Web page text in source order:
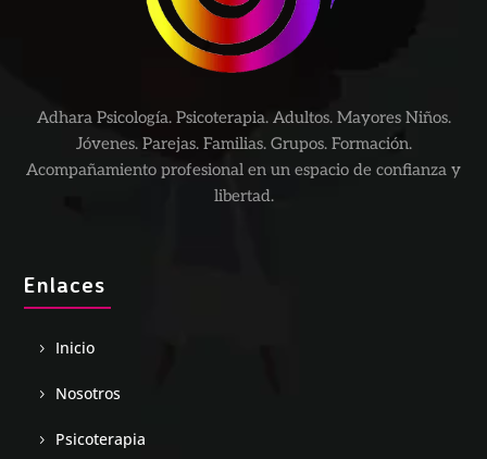
Adhara Psicología. Psicoterapia. Adultos. Mayores Niños.
Jóvenes. Parejas. Familias. Grupos. Formación.
Acompañamiento profesional en un espacio de confianza y
libertad.
Enlaces
Inicio
Nosotros
Psicoterapia